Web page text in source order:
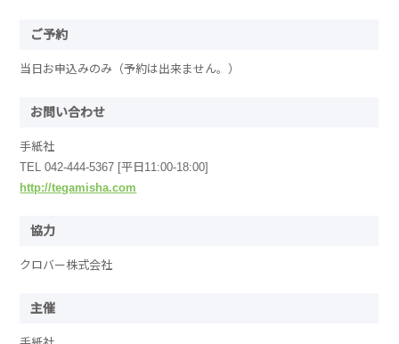
ご予約
当日お申込みのみ（予約は出来ません。）
お問い合わせ
手紙社
TEL 042-444-5367 [平日11:00-18:00]
http://tegamisha.com
協力
クロバー株式会社
主催